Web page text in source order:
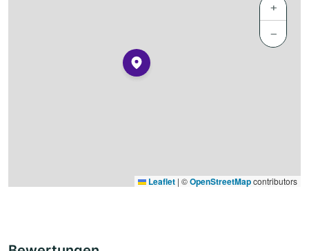
+
−
Leaflet | ©OpenStreetMapcontributors